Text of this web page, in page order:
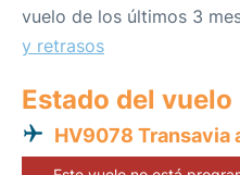
vuelo de los últimos 3
y retrasos
Estado del vuelo
HV9078 Transavia